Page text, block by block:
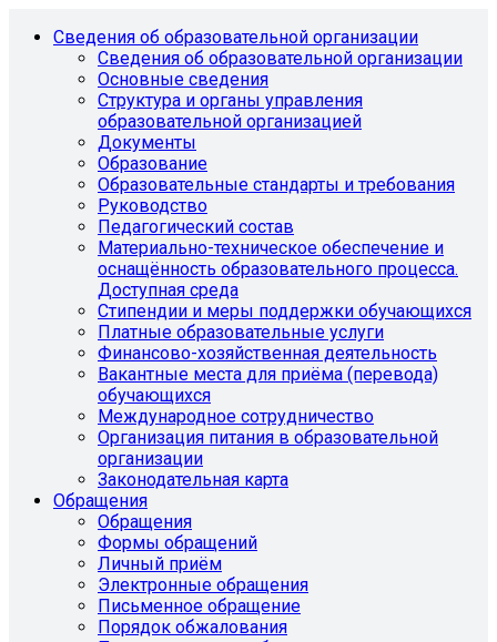
Сведения об образовательной организации
Сведения об образовательной организации
Основные сведения
Структура и органы управления
образовательной организацией
Документы
Образование
Образовательные стандарты и требования
Руководство
Педагогический состав
Материально-техническое обеспечение и
оснащённость образовательного процесса.
Доступная среда
Стипендии и меры поддержки обучающихся
Платные образовательные услуги
Финансово-хозяйственная деятельность
Вакантные места для приёма (перевода)
обучающихся
Международное сотрудничество
Организация питания в образовательной
организации
Законодательная карта
Обращения
Обращения
Формы обращений
Личный приём
Электронные обращения
Письменное обращение
Порядок обжалования